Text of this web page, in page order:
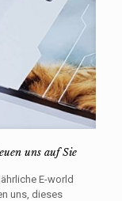
uns auf Sie
E-world
uns, dieses